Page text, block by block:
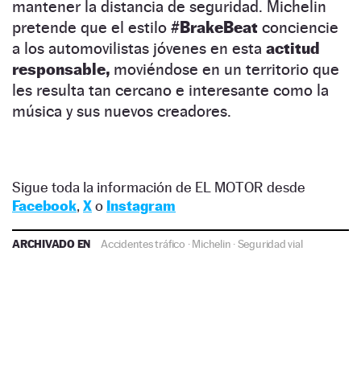
mantener la distancia de seguridad. Michelin
pretende que el estilo #BrakeBeat conciencie
a los automovilistas jóvenes en esta actitud
responsable, moviéndose en un territorio que
les resulta tan cercano e interesante como la
música y sus nuevos creadores.
Sigue toda la información de EL MOTOR desde
Facebook, Xo Instagram
ARCHIVADO EN Accidentes tráfico ·Michelin ·Seguridad vial